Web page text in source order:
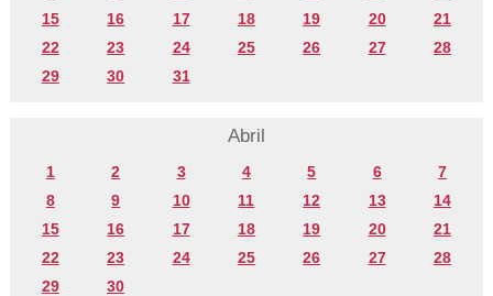
15
16 17 18 19 20
21
22
23 24 25 26 27
28
29
30 31
Abril
1 2 3 4 5 6
7
8
9 10 11 12 13
14
15
16 17 18 19 20
21
22
23 24 25 26 27
28
29
30